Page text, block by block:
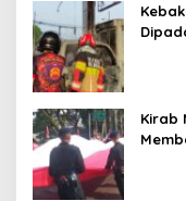
Kirab